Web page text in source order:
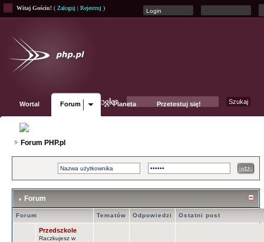
Witaj Gościu! ( Zaloguj | Rejestruj )
Wortal Forum Planeta Przetestuj się!
Forum PHP.pl
Forum
Forum Tematów Odpowiedzi Ostatni post
Przedszkole
Raczkujesz w